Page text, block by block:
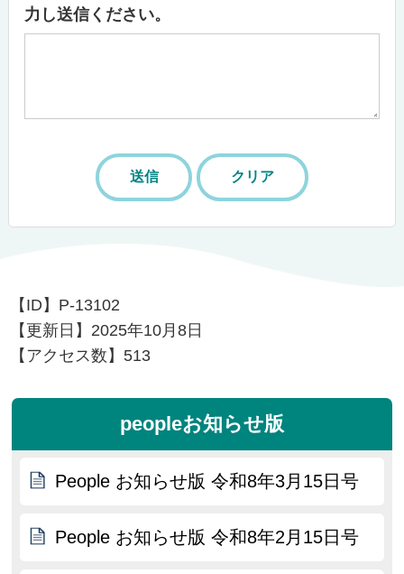
力し送信ください。
【ID】 P-13102
【更新日】 2025年10月8日
【アクセス数】 513
peopleお知らせ版
People お知らせ版 令和8年3月15日号
People お知らせ版 令和8年2月15日号